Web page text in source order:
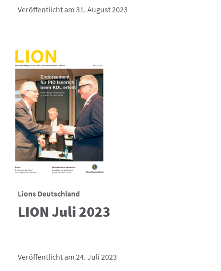
Veröffentlicht am 31. August 2023
Lions Deutschland
LION Juli 2023
Veröffentlicht am 24. Juli 2023